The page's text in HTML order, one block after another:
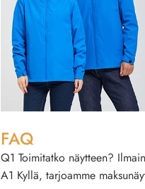
FAQ
Q1 Toimitatko näytteen?
A1 Kyllä, tarjoamme